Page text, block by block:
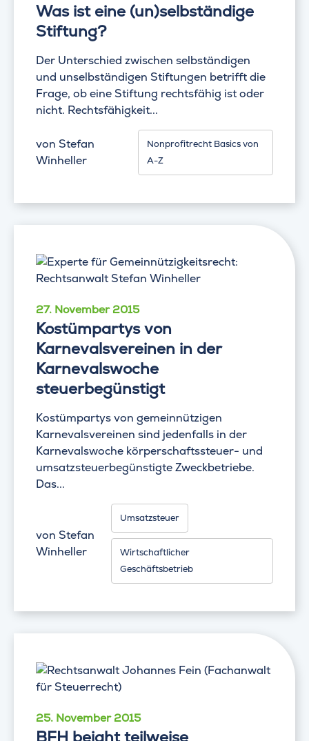
Was ist eine (un)selbständige
Stiftung?
Der Unterschied zwischen selbständigen
und unselbständigen Stiftungen betrifft die
Frage, ob eine Stiftung rechtsfähig ist oder
nicht. Rechtsfähigkeit...
von Stefan
Winheller
Nonprofitrecht Basics von
A-Z
27. November 2015
Kostümpartys von
Karnevalsvereinen in der
Karnevalswoche
steuerbegünstigt
Kostümpartys von gemeinnützigen
Karnevalsvereinen sind jedenfalls in der
Karnevalswoche körperschaftssteuer- und
umsatzsteuerbegünstigte Zweckbetriebe.
Das...
von Stefan
Winheller
Umsatzsteuer
Wirtschaftlicher
Geschäftsbetrieb
25. November 2015
BFH bejaht teilweise